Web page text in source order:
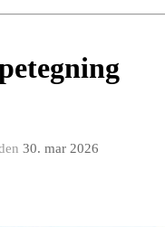
30. mar 2026